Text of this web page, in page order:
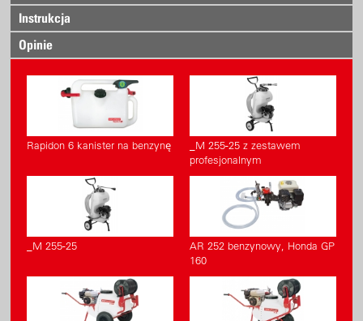
Instrukcja
Opinie
Rapidon 6 kanister na benzynę
_M 255-25 z zestawem
profesjonalnym
_M 255-25
AR 252 benzynowy, Honda GP
160